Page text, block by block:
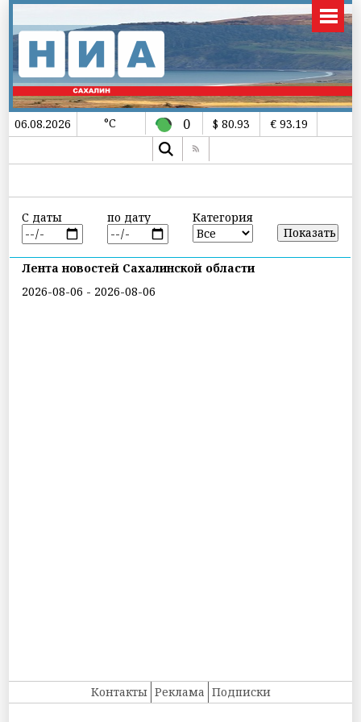
06.08.2026 °C 0 $ 80.93 € 93.19
С даты по дату Категория
Лента новостей Сахалинской области
2026-08-06 - 2026-08-06
Контакты Реклама Подписки